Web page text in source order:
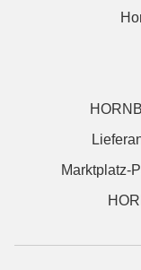
Marktplatz-